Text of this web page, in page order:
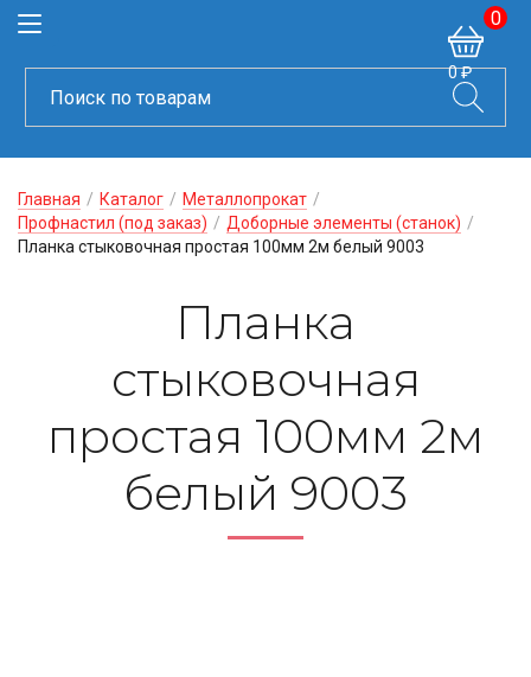
0 ₽
0
Главная / Каталог / Металлопрокат /
Профнастил (под заказ) / Доборные элементы (станок) /
Планка стыковочная простая 100мм 2м белый 9003
Планка
стыковочная
простая 100мм 2м
белый 9003